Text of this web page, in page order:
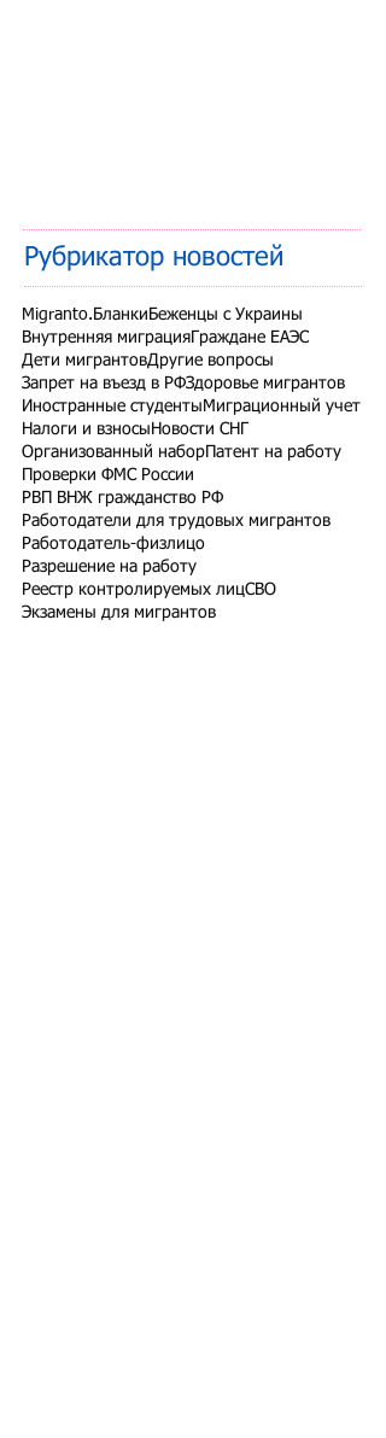
Рубрикатор новостей
Migranto.Бланки Беженцы с Украины
Внутренняя миграция Граждане ЕАЭС
Дети мигрантовДругие вопросы
Запрет на въезд в РФЗдоровье мигрантов
Иностранные студенты Миграционный учет
Налоги и взносы Новости СНГ
Организованный набор Патент на работу
Проверки ФМС России
РВП ВНЖ гражданство РФ
Работодатели для трудовых мигрантов
Работодатель-физлицо
Разрешение на работу
Реестр контролируемых лицСВО
Экзамены для мигрантов